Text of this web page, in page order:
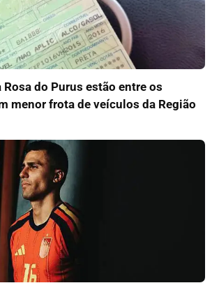
Rosa do Purus estão entre os
menor frota de veículos da Região